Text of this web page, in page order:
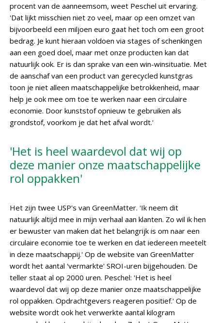
procent van de aanneemsom, weet Peschel uit ervaring.
'Dat lijkt misschien niet zo veel, maar op een omzet van
bijvoorbeeld een miljoen euro gaat het toch om een groot
bedrag. Je kunt hieraan voldoen via stages of schenkingen
aan een goed doel, maar met onze producten kan dat
natuurlijk ook. Er is dan sprake van een win-winsituatie. Met
de aanschaf van een product van gerecycled kunstgras
toon je niet alleen maatschappelijke betrokkenheid, maar
help je ook mee om toe te werken naar een circulaire
economie. Door kunststof opnieuw te gebruiken als
grondstof, voorkom je dat het afval wordt.'
'Het is heel waardevol dat wij op
deze manier onze maatschappelijke
rol oppakken'
Het zijn twee USP's van GreenMatter. 'Ik neem dit
natuurlijk altijd mee in mijn verhaal aan klanten. Zo wil ik hen
er bewuster van maken dat het belangrijk is om naar een
circulaire economie toe te werken en dat iedereen meetelt
in deze maatschappij.' Op de website van GreenMatter
wordt het aantal 'vermarkte' SROI-uren bijgehouden. De
teller staat al op 2000 uren. Peschel: 'Het is heel
waardevol dat wij op deze manier onze maatschappelijke
rol oppakken. Opdrachtgevers reageren positief.' Op de
website wordt ook het verwerkte aantal kilogram